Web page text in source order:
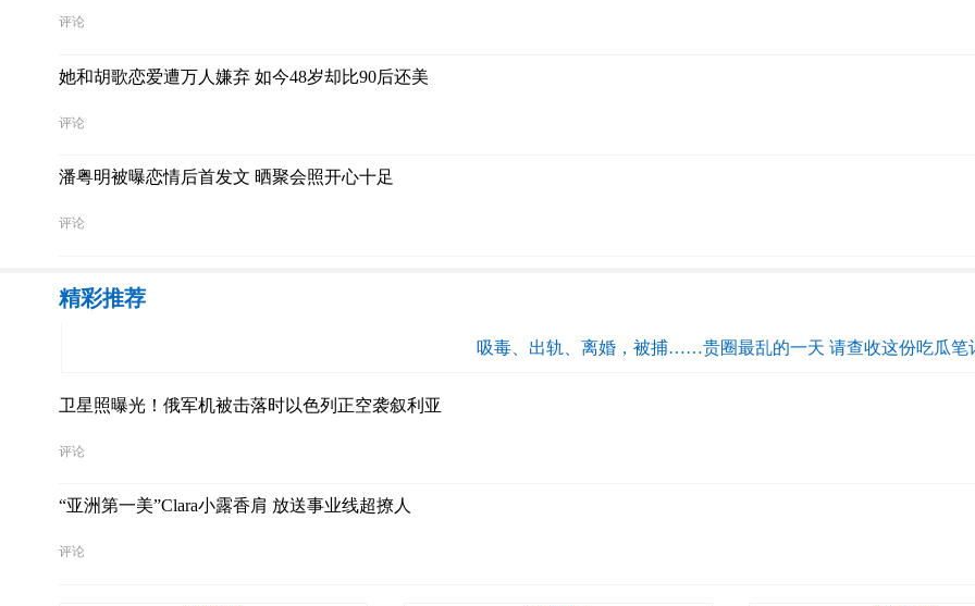
评论
她和胡歌恋爱遭万人嫌弃 如今48岁却比90后还美
评论
潘粤明被曝恋情后首发文 晒聚会照开心十足
评论
精彩推荐
吸毒、出轨、离婚，被捕……贵圈最乱的一天 请查收这份吃瓜笔
卫星照曝光！俄军机被击落时以色列正空袭叙利亚
评论
“亚洲第一美”Clara小露香肩 放送事业线超撩人
评论